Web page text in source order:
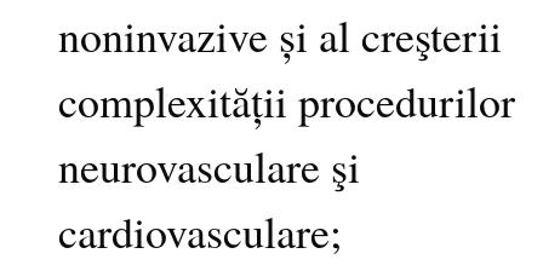
noninvazive și al creşterii
complexității procedurilor
neurovasculare şi
cardiovasculare;